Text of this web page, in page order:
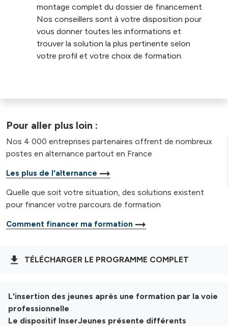
montage complet du dossier de financement.
Nos conseillers sont à votre disposition pour
vous donner toutes les informations et
trouver la solution la plus pertinente selon
votre profil et votre choix de formation.
Pour aller plus loin :
Nos 4 000 entreprises partenaires offrent de nombreux
postes en alternance partout en France
Les plus de l'alternance
Quelle que soit votre situation, des solutions existent
pour financer votre parcours de formation
Comment financer ma formation
TÉLÉCHARGER LE PROGRAMME COMPLET
L'insertion des jeunes après une formation par la voie
professionnelle
Le dispositif InserJeunes présente différents